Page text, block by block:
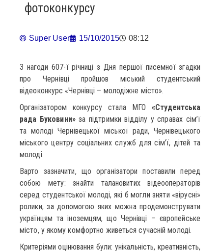
фотоконкурсу
Super User 15/10/2015 08:12
З нагоди 607-ї річниці з Дня першої писемної згадки
про Чернівці пройшов міський студентський
відеоконкурс «Чернівці – молодіжне місто».
Організатором конкурсу стала МГО «Студентська
рада Буковини»за підтримки відділу у справах сім’ї
та молоді Чернівецької міської ради, Чернівецького
міського центру соціальних служб для сім’ї, дітей та
молоді.
Варто зазначити, що організатори поставили перед
собою мету: знайти талановитих відеооператорів
серед студентської молоді, які б могли зняти «вірусні»
ролики, за допомогою яких можна продемонструвати
українцям та іноземцям, що Чернівці – європейське
місто, у якому комфортно живеться сучасній молоді.
Критеріями оцінювання були: унікальність, креативність,